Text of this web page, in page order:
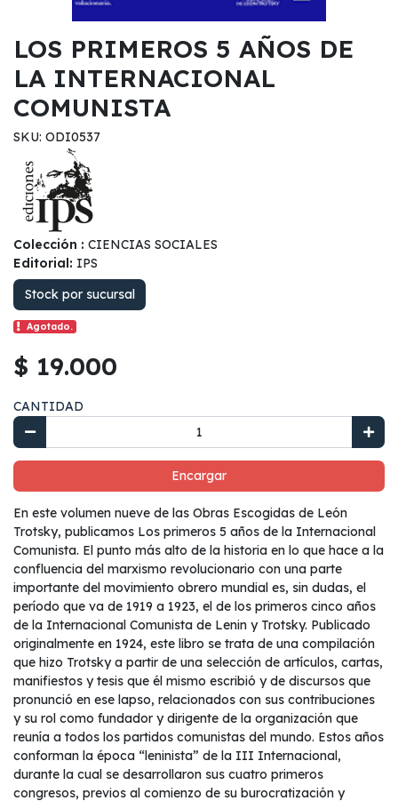
LOS PRIMEROS 5 AÑOS DE
LA INTERNACIONAL
COMUNISTA
SKU: ODI0537
Colección : CIENCIAS SOCIALES
Editorial: IPS
Stock por sucursal
Agotado.
$ 19.000
CANTIDAD
Encargar
En este volumen nueve de las Obras Escogidas de León
Trotsky, publicamos Los primeros 5 años de la Internacional
Comunista. El punto más alto de la historia en lo que hace a la
confluencia del marxismo revolucionario con una parte
importante del movimiento obrero mundial es, sin dudas, el
período que va de 1919 a 1923, el de los primeros cinco años
de la Internacional Comunista de Lenin y Trotsky. Publicado
originalmente en 1924, este libro se trata de una compilación
que hizo Trotsky a partir de una selección de artículos, cartas,
manifiestos y tesis que él mismo escribió y de discursos que
pronunció en ese lapso, relacionados con sus contribuciones
y su rol como fundador y dirigente de la organización que
reunía a todos los partidos comunistas del mundo. Estos años
conforman la época “leninista” de la III Internacional,
durante la cual se desarrollaron sus cuatro primeros
congresos, previos al comienzo de su burocratización y